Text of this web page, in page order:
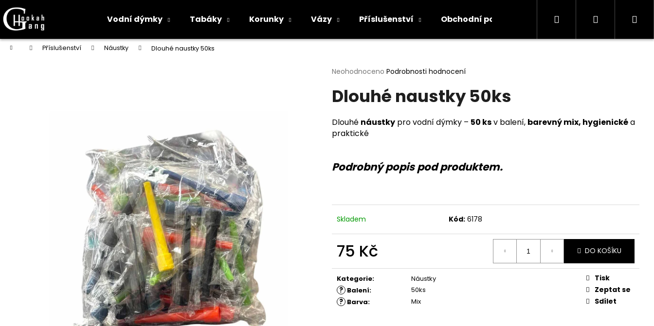
Přejít
Vodní dýmky Tabáky Korunky Vázy Příslušenství Obchodní podmínky Kontakty Informace
Hledat Přihlášení
Domů Příslušenství Náustky Dlouhé naustky 50ks
Průměrné
produktu
je
z
5
hvězdiček.
Neohodnoceno Podrobnosti hodnocení
Dlouhé naustky 50ks
Dlouhé náustky pro vodní dýmky – 50 ksv balení, barevný mix, hygienickéa
praktické
Podrobný popis pod produktem.
Skladem Kód: 6178
75 Kč
cena:
DO KOŠÍKU
Kategorie: Náustky
? Balení: 50ks
? Barva: Mix
Tisk
Zeptat se
Sdílet
o
š
í
Zpět
do
obchodu
Zpět
do
obchodu
HLEDAT